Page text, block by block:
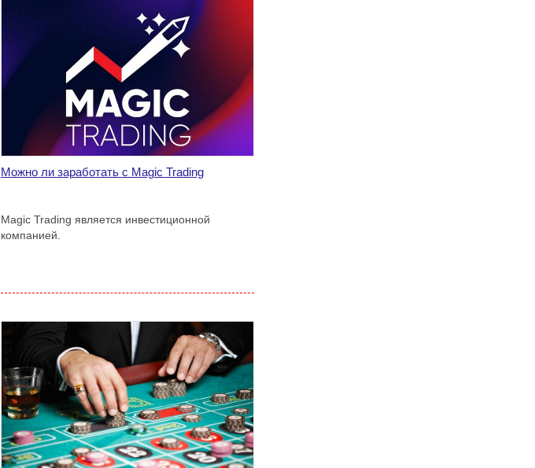
Можно ли заработать с Magic Trading
Magic Trading является инвестиционной
компанией.